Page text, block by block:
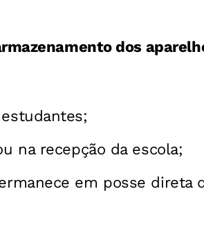
dos
na recepção da escola;
em posse direta